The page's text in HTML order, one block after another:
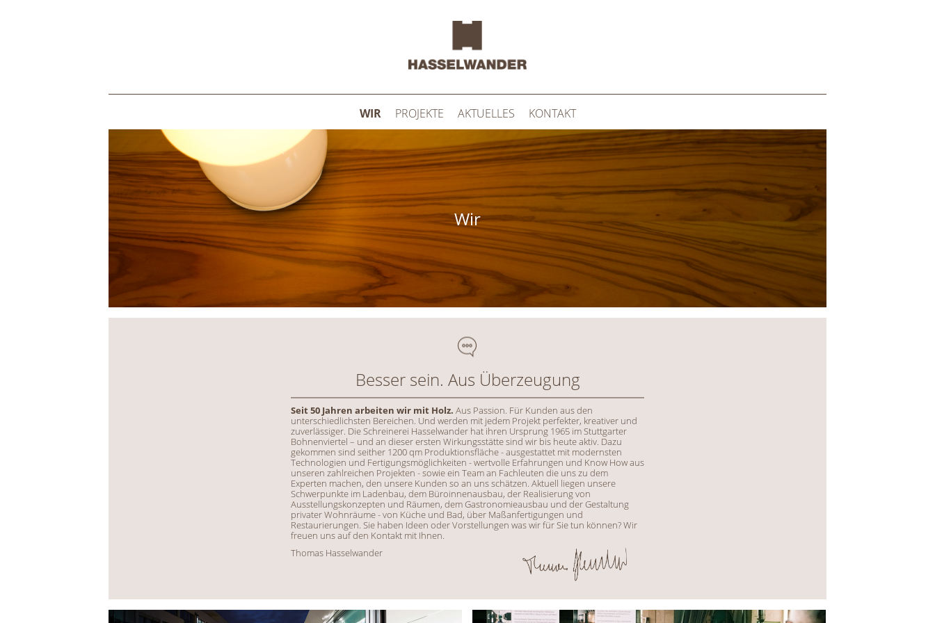
WIR PROJEKTE AKTUELLES KONTAKT
You are here
Wir
Besser sein. Aus Überzeugung
Seit 50 Jahren arbeiten wir mit Holz. Aus Passion. Für Kunden aus den
unterschiedlichsten Bereichen. Und werden mit jedem Projekt perfekter, kreativer und
zuverlässiger. Die Schreinerei Hasselwander hat ihren Ursprung 1965 im Stuttgarter
Bohnenviertel – und an dieser ersten Wirkungsstätte sind wir bis heute aktiv. Dazu
gekommen sind seither 1200 qm Produktionsfläche - ausgestattet mit modernsten
Technologien und Fertigungsmöglichkeiten - wertvolle Erfahrungen und Know How aus
unseren zahlreichen Projekten - sowie ein Team an Fachleuten die uns zu dem
Experten machen, den unsere Kunden so an uns schätzen. Aktuell liegen unsere
Schwerpunkte im Ladenbau, dem Büroinnenausbau, der Realisierung von
Ausstellungskonzepten und Räumen, dem Gastronomieausbau und der Gestaltung
privater Wohnräume - von Küche und Bad, über Maßanfertigungen und
Restaurierungen. Sie haben Ideen oder Vorstellungen was wir für Sie tun können? Wir
freuen uns auf den Kontakt mit Ihnen.
Thomas Hasselwander